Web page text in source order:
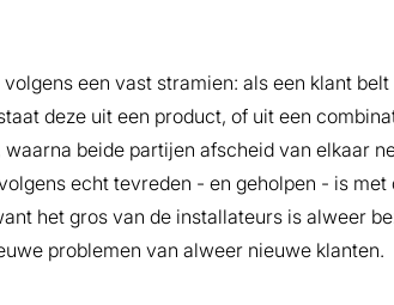
een vast stramien: als een klant
deze uit een product, of uit een
beide partijen afscheid van elkaar
echt tevreden - en geholpen - is
het gros van de installateurs is alweer
problemen van alweer nieuwe klanten.